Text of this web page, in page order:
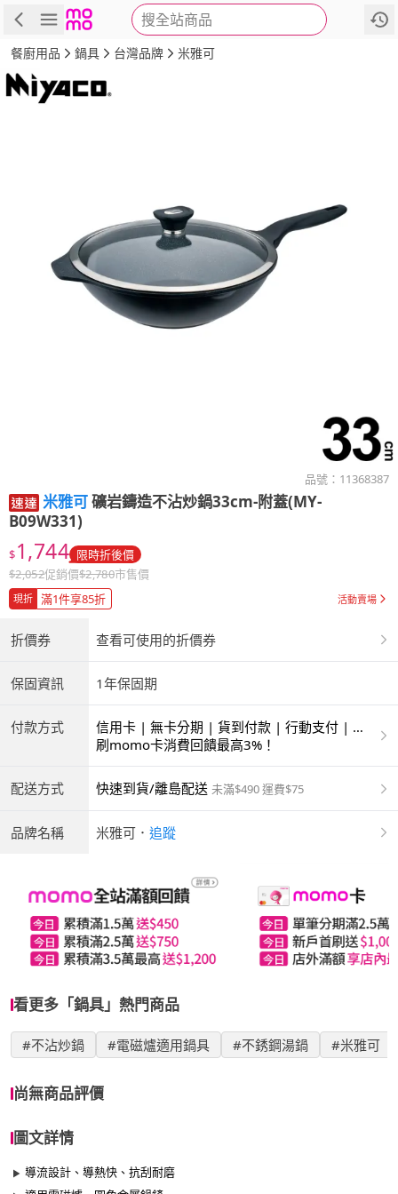
搜全站商品
商品 評價 詳情
餐廚用品 鍋具 台灣品牌 米雅可
品號： 11368387
米雅可礦岩鑄造不沾炒鍋33cm-附蓋(MY-
B09W331)
$1,744 限時折後價
$2,052促銷價$2,780市售價
現折 滿1件享85折 活動賣場
折價券 查看可使用的折價券
保固資訊 1年保固期
付款方式
信用卡 | 無卡分期 | 貨到付款 | 行動支付 | 超
商付款 | ATM | 銀聯卡
刷momo卡消費回饋最高3%！
配送方式 快速到貨/離島配送 未滿$490 運費$75
品牌名稱 米雅可 ． 追蹤
看更多「鍋具」熱門商品
#不沾炒鍋 #電磁爐適用鍋具 #不銹鋼湯鍋 #米雅可
尚無商品評價
圖文詳情
導流設計、導熱快、抗刮耐磨